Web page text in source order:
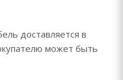
доставляется в
может быть